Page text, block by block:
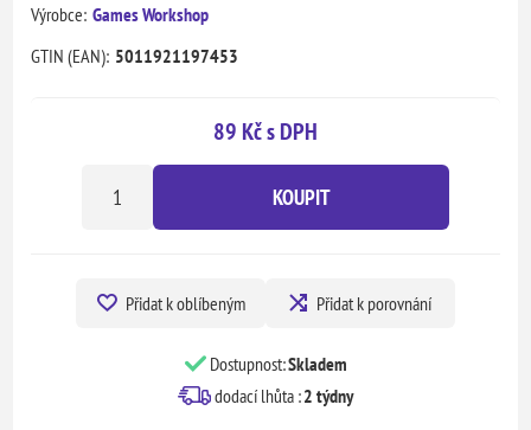
Výrobce: Games Workshop
GTIN (EAN): 5011921197453
89 Kč s DPH
KOUPIT
Přidat k oblíbeným Přidat k porovnání
Dostupnost:Skladem
dodací lhůta :2 týdny